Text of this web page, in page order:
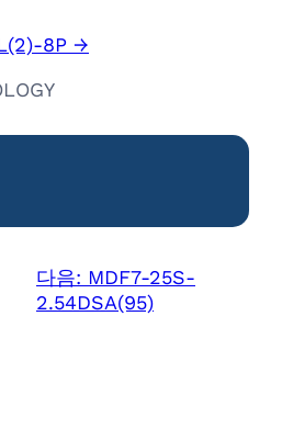
8P →
다음: MDF7-25S-
2.54DSA(95)